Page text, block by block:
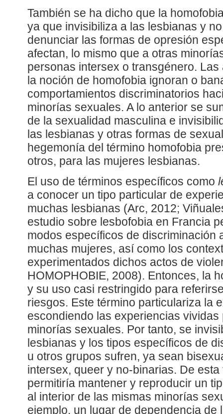
También se ha dicho que la
ya que invisibiliza a las lesbianas y
denunciar las formas de opresión
afectan, lo mismo que a otras
personas intersex o transgénero.
la noción de homofobia ignoran o
comportamientos discriminatorios
minorías sexuales. A lo anterior se
de la sexualidad masculina e
las lesbianas y otras formas de
hegemonía del término homofobia
otros, para las mujeres lesbianas.
El uso de términos específicos como
a conocer un tipo particular de
muchas lesbianas (Arc, 2012;
estudio sobre lesbofobia en Francia
modos específicos de discriminación
muchas mujeres, así como los
experimentados dichos actos de
HOMOPHOBIE, 2008). Entonces, la
y su uso casi restringido para
riesgos. Este término particulariza la
escondiendo las experiencias
minorías sexuales. Por tanto, se
lesbianas y los tipos específicos de
u otros grupos sufren, ya sean
intersex, queer y no-binarias. De
permitiría mantener y reproducir un
al interior de las mismas minorías
ejemplo, un lugar de dependencia de